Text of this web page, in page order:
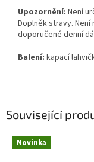
Související
Novinka
Upozornění: Není
Doplněk stravy.
doporučené denní
Balení: kapací